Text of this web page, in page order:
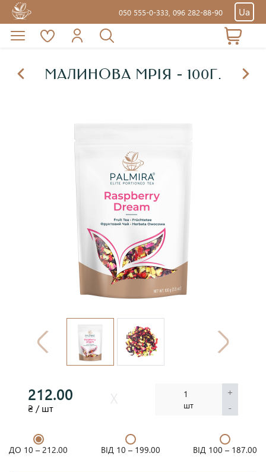
050 555-0-333, 096 282-88-90 Ua
МАЛИНОВА МРІЯ - 100Г.
212.00
₴ / шт
1
шт
+
-
ДО 10 – 212.00 ВІД 10 – 199.00 ВІД 100 – 187.00